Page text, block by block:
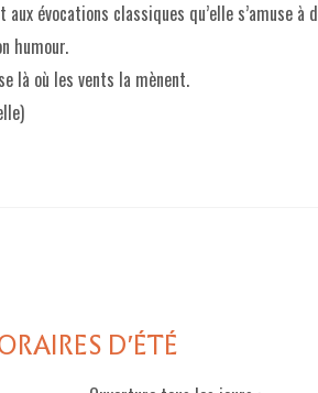
évocations classiques qu’elle s’amuse à
humour.
là où les vents la mènent.
D'ÉTÉ